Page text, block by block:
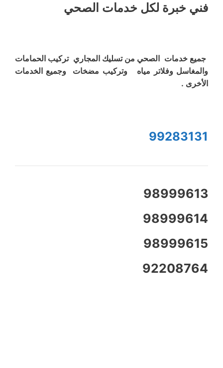
فني خبرة لكل خدمات الصحي
جميع خدمات الصحي من تسليك المجاري تركيب الحمامات
والمغاسل وفلاتر مياه وتركيب مضخات وجميع الخدمات
الأخرى .
99283131
98999613
98999614
98999615
92208764